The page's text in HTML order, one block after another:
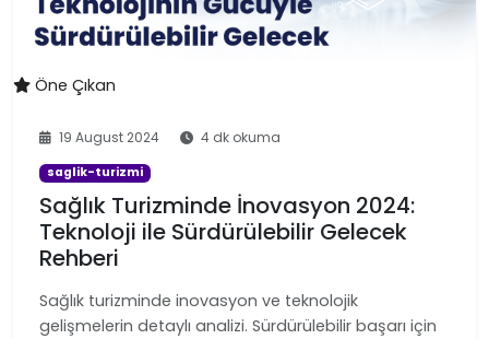
Öne Çıkan
19 August 2024 4 dk okuma
saglik-turizmi
Sağlık Turizminde İnovasyon 2024:
Teknoloji ile Sürdürülebilir Gelecek
Rehberi
Sağlık turizminde inovasyon ve teknolojik
gelişmelerin detaylı analizi. Sürdürülebilir başarı için